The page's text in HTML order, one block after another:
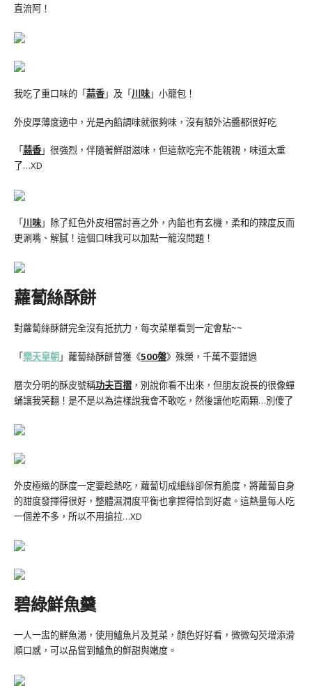
直流阿！
我吃了重口味的「蒜香」及「川味」小籠包！
外皮厚薄度適中，光是內餡調味就很夠味，沒有額外沾醬都很好吃
「蒜香」很強烈，伴隨著鮮甜滋味，但這款吃完不能親親，味道太重
了…XD
「川味」除了紅色外皮相當討喜之外，內餡也有玄機，柔和的辣度反而
更涮嘴、解膩！這個口味我可以加點一籠沒問題！
蘿蔔絲酥餅
對蘿蔔絲酥餅完全沒有抵抗力，每次菜單看到一定會點~~
「樂天皇朝」蘿蔔絲酥餅曾獲《500盤》殊榮，千萬不要錯過
層次分明的酥皮號稱功夫百摺 ，別說你看不出來，但朋友說長的很像蟬
蛹讓我笑翻！是不是以為這樣說我會不敢吃，然後讓他吃兩顆…別傻了
外皮極緻的酥度一定要趁熱吃，蘿蔔切成細絲卻保有脆度，將蘿蔔自身
的甜度發揮得很好，整體濕潤度平衡也拿捏得恰到好處。這熱量每人吃
一個差不多，所以不用搶拉…XD
碧綠鮮魚羹
一人一盅的鮮魚湯，使用鱸魚片及莧菜，顏色好好看，微微勾芡增添滑
順口感，可以品嘗到鱸魚的鮮甜與嫩度。